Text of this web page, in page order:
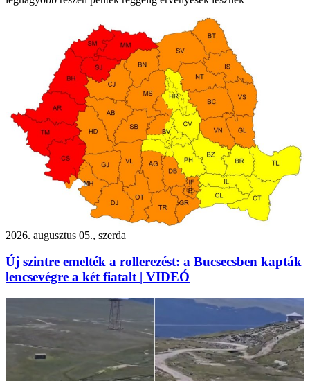
2026. augusztus 05., szerda
Új szintre emelték a rollerezést: a Bucsecsben kapták
lencsevégre a két fiatalt | VIDEÓ